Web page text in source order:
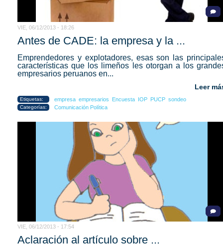
VIE, 06/12/2013 - 18:26
Antes de CADE: la empresa y la ...
Emprendedores y explotadores, esas son las
características que los limeños les otorgan a los
empresarios peruanos en...
Leer
Etiquetas: empresa empresarios Encuesta IOP PUCP sondeo
Categorías: Comunicación Política
VIE, 06/12/2013 - 17:54
Aclaración al artículo sobre ...